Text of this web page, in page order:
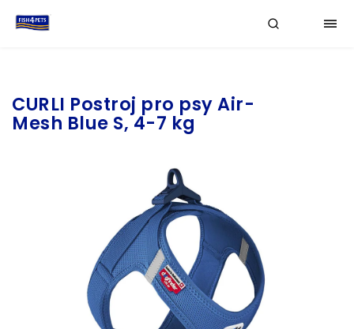
CURLI Postroj pro psy Air-
Mesh Blue S, 4-7 kg